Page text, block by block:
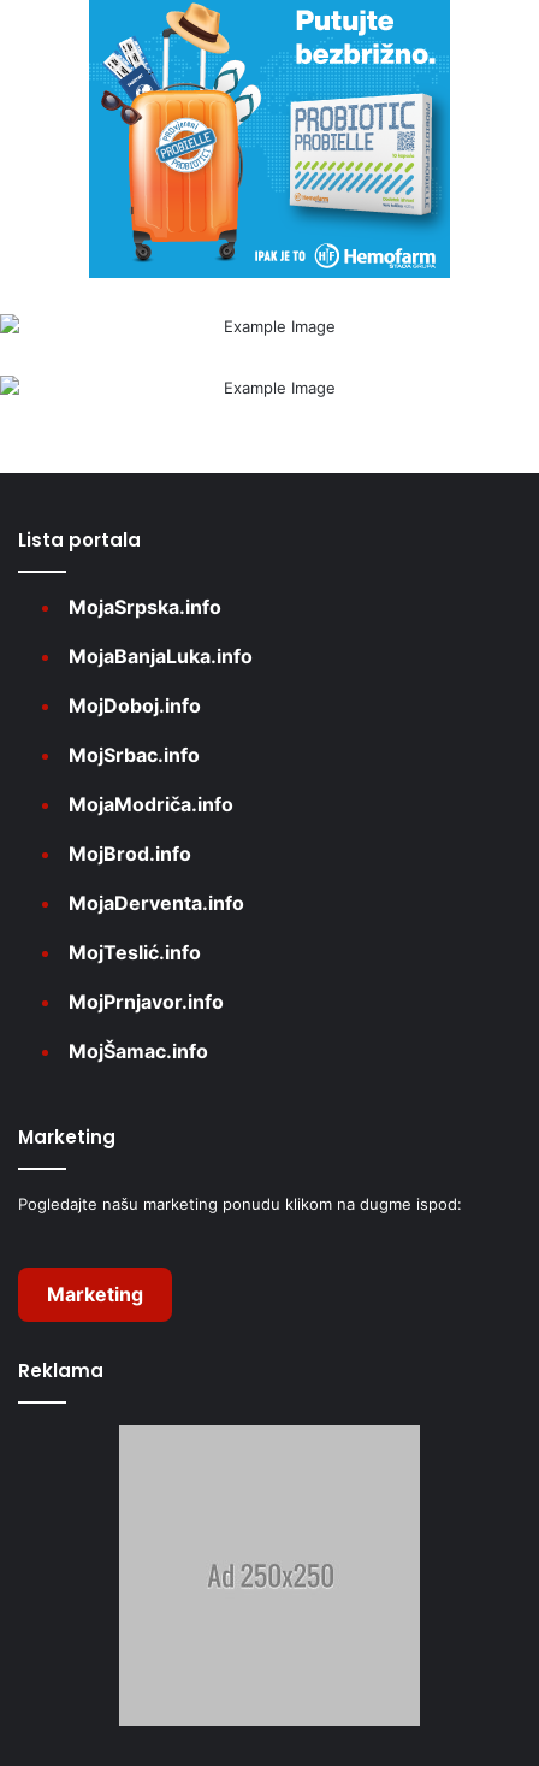
Lista portala
MojaSrpska.info
MojaBanjaLuka.info
MojDoboj.info
MojSrbac.info
MojaModriča.info
MojBrod.info
MojaDerventa.info
MojTeslić.info
MojPrnjavor.info
MojŠamac.info
Marketing
Pogledajte našu marketing ponudu klikom na dugme ispod:
Marketing
Reklama